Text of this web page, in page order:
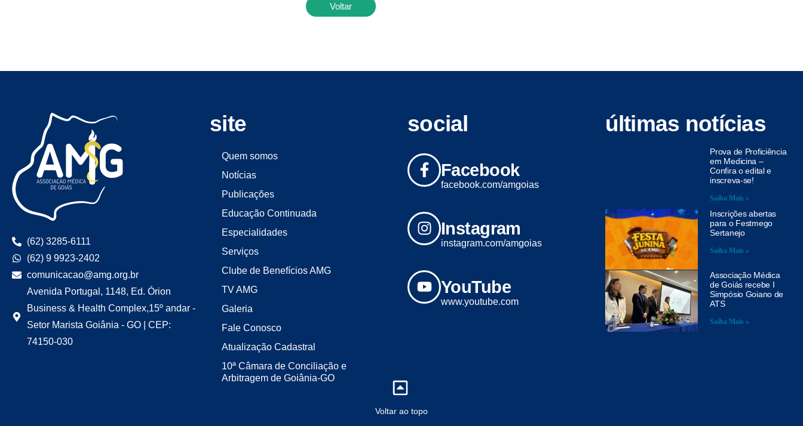
Voltar
(62) 3285-6111
(62) 9 9923-2402
comunicacao@amg.org.br
Avenida Portugal, 1148, Ed. Órion
Business & Health Complex,15º andar -
Setor Marista Goiânia - GO | CEP:
74150-030
site
Quem somos
Notícias
Publicações
Educação Continuada
Especialidades
Serviços
Clube de Benefícios AMG
TV AMG
Galeria
Fale Conosco
Atualização Cadastral
10ª Câmara de Conciliação e
Arbitragem de Goiânia-GO
social
Facebook
facebook.com/amgoias
Instagram
instagram.com/amgoias
YouTube
www.youtube.com
últimas notícias
Prova de Proficiência
em Medicina –
Confira o edital e
inscreva-se!
Saiba Mais »
Inscrições abertas
para o Festmego
Sertanejo
Saiba Mais »
Associação Médica
de Goiás recebe I
Simpósio Goiano de
ATS
Saiba Mais »
Voltar ao topo